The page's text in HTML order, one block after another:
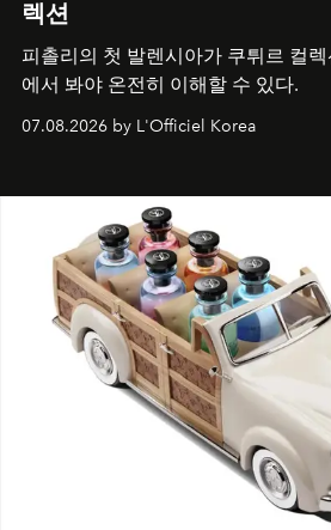
렉션
피촐리의 첫 발렌시아가 쿠튀르 컬
에서 봐야 온전히 이해할 수 있다.
07.08.2026 by L'Officiel Korea